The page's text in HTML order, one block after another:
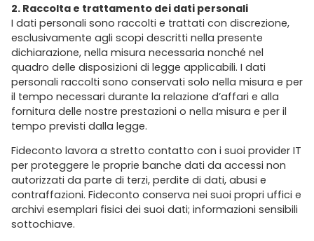
2. Raccolta e trattamento dei dati personali
I dati personali sono raccolti e trattati con discrezione,
esclusivamente agli scopi descritti nella presente
dichiarazione, nella misura necessaria nonché nel
quadro delle disposizioni di legge applicabili. I dati
personali raccolti sono conservati solo nella misura e per
il tempo necessari durante la relazione d’affari e alla
fornitura delle nostre prestazioni o nella misura e per il
tempo previsti dalla legge.
Fideconto lavora a stretto contatto con i suoi provider IT
per proteggere le proprie banche dati da accessi non
autorizzati da parte di terzi, perdite di dati, abusi e
contraffazioni. Fideconto conserva nei suoi propri uffici e
archivi esemplari fisici dei suoi dati; informazioni sensibili
sottochiave.